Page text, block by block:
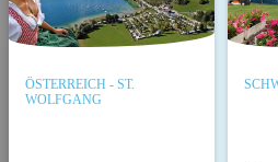
ÖSTERREICH - ST.
WOLFGANG